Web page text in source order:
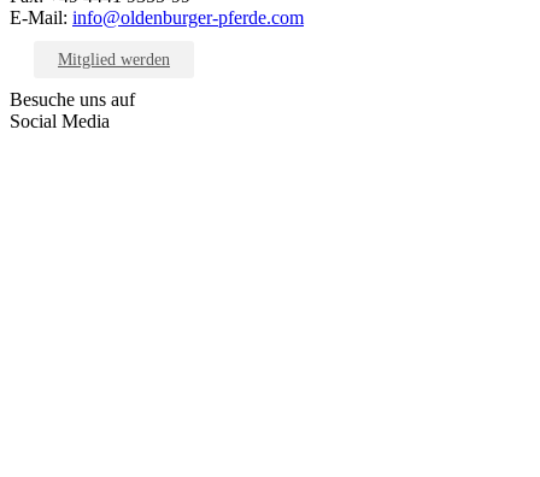
E-Mail: info@oldenburger-pferde.com
Mitglied werden
Besuche uns auf
Social Media